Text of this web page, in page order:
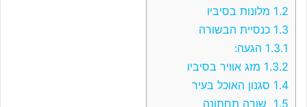
1.2 מלונות בסיביו
1.3 כנסיית הבשורה
1.3.1 הגעה:
1.3.2 מזג אוויר בסיביו
1.4 סגנון האוכל בעיר
1.5 שורה תחתונה